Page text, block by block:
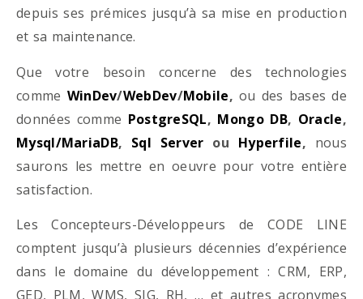
depuis ses prémices jusqu’à sa mise en production
et sa maintenance.
Que votre besoin concerne des technologies
comme WinDev/WebDev/Mobile, ou des bases de
données comme PostgreSQL, Mongo DB, Oracle,
Mysql/MariaDB, Sql Server ou Hyperfile, nous
saurons les mettre en oeuvre pour votre entière
satisfaction.
Les Concepteurs-Développeurs de CODE LINE
comptent jusqu’à plusieurs décennies d’expérience
dans le domaine du développement : CRM, ERP,
GED, PLM, WMS, SIG, RH, … et autres acronymes